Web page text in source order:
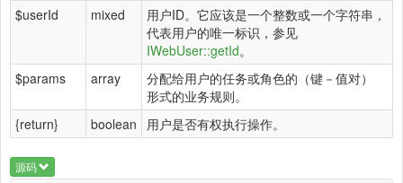
$userId
mixed
用户ID。它应该是一个整数或一个字符串，
代表用户的唯一标识，参见
IWebUser::getId。
$params
array
分配给用户的任务或角色的（键－值对）
形式的业务规则。
{return}
boolean 用户是否有权执行操作。
源码